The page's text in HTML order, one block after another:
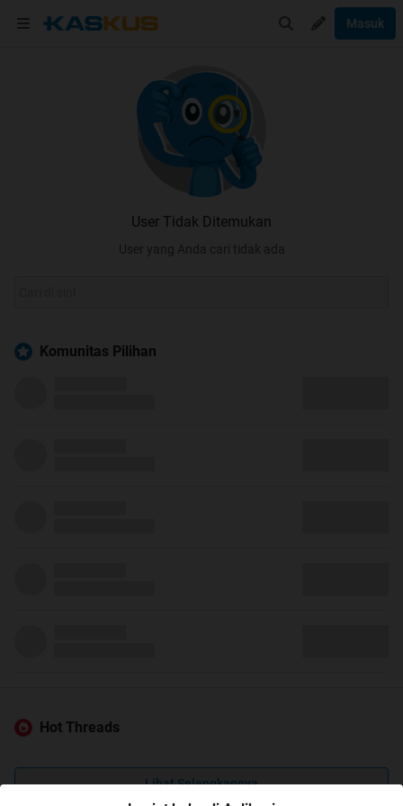
Masuk
User Tidak Ditemukan
User yang Anda cari tidak ada
Komunitas Pilihan
Hot Threads
Lihat Selengkapnya